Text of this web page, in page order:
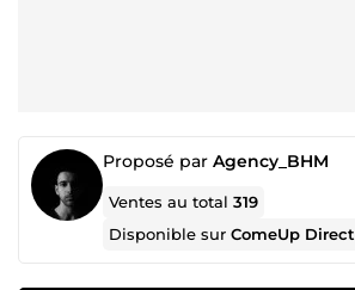
Proposé par Agency_BHM
Ventes au total319
Disponible surComeUp Direct